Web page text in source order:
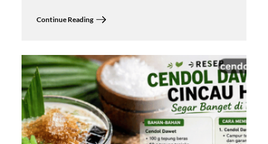
Continue Reading